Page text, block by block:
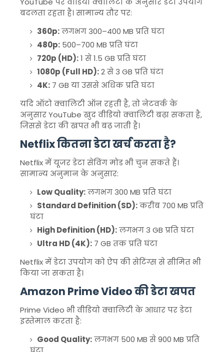
बदलता रहता है। सामान्य तौर पर:
360p:लगभग 300–400 MB प्रति घंटा
480p: 500–700 MB प्रति घंटा
720p (HD):1 से 1.5 GB प्रति घंटा
1080p (Full HD):2 से 3 GB प्रति घंटा
4K: 7 GB या उससे अधिक प्रति घंटा
यदि ऑटो क्वालिटी ऑन रहती है, तो नेटवर्क के
अनुसार YouTube खुद वीडियो क्वालिटी बढ़ा सकता है,
जिससे डेटा की खपत भी बढ़ जाती है।
Netflix कितना डेटा खर्च करता है?
Netflix में यूजर डेटा सेविंग मोड भी चुन सकते हैं।
सामान्य अनुमान के अनुसार:
Low Quality:लगभग 300 MB प्रति घंटा
Standard Definition (SD):करीब 700 MB प्रति
घंटा
High Definition (HD):लगभग 3 GB प्रति घंटा
Ultra HD (4K): 7 GB तक प्रति घंटा
Netflix में डेटा उपयोग को ऐप की सेटिंग्स से सीमित भी
किया जा सकता है।
Amazon Prime Video की डेटा खपत
Prime Video भी वीडियो क्वालिटी के आधार पर डेटा
इस्तेमाल करता है:
Good Quality:लगभग 500 MB से 900 MB प्रति